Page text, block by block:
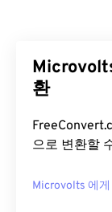
환
으로 변환할
Microvolts 에